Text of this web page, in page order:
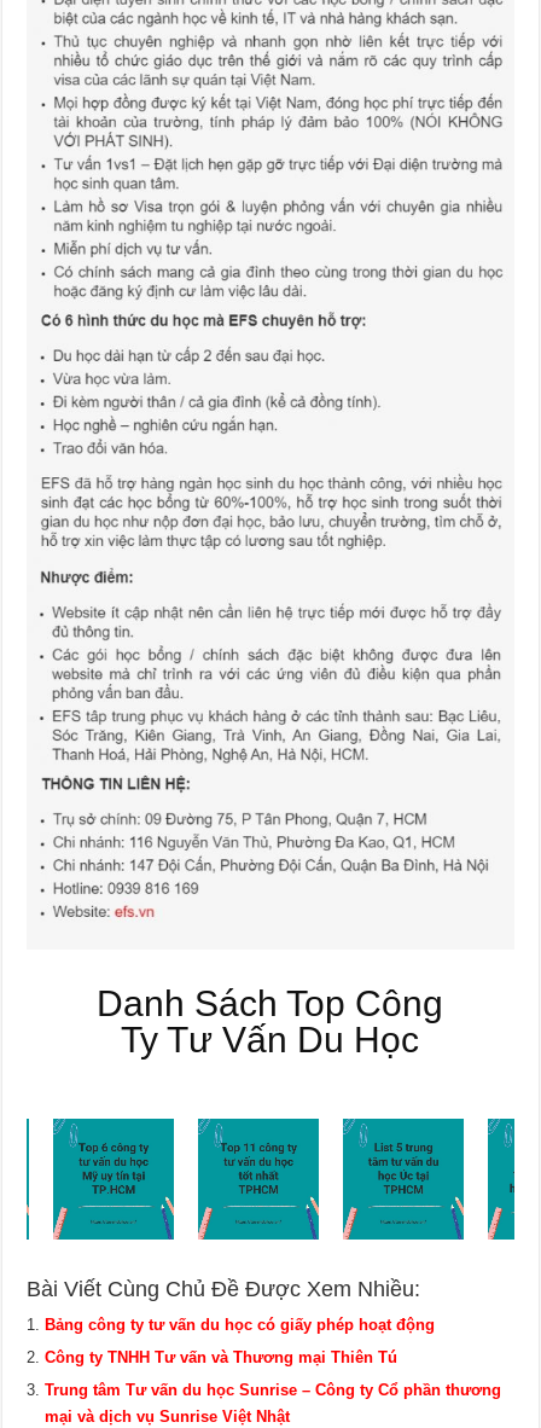
Danh Sách Top Công
Ty Tư Vấn Du Học
Bài Viết Cùng Chủ Đề Được Xem Nhiều:
Bảng công ty tư vấn du học có giấy phép hoạt động
Công ty TNHH Tư vấn và Thương mại Thiên Tú
Trung tâm Tư vấn du học Sunrise – Công ty Cổ phần thương
mại và dịch vụ Sunrise Việt Nhật